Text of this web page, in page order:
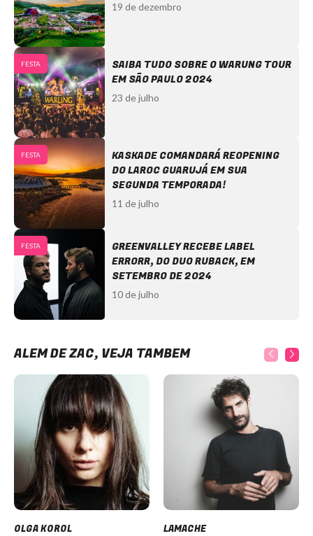
19 de dezembro
FESTA
SAIBA TUDO SOBRE O WARUNG TOUR
EM SÃO PAULO 2024
23 de julho
FESTA
KASKADE COMANDARÁ REOPENING
DO LAROC GUARUJÁ EM SUA
SEGUNDA TEMPORADA!
11 de julho
FESTA
GREENVALLEY RECEBE LABEL
ERRORR, DO DUO RUBACK, EM
SETEMBRO DE 2024
10 de julho
ALÉM DE ZAC, VEJA TAMBÉM
OLGA KOROL LAMACHE